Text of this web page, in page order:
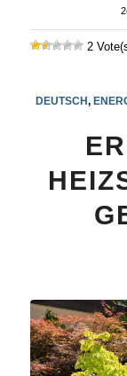
2
DEUTSCH,